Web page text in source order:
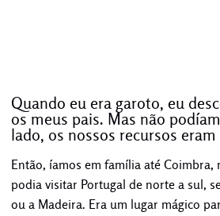
Quando eu era garoto, eu
os meus pais. Mas não
lado, os nossos recursos
Então, íamos em família até Coimbra,
podia visitar Portugal de norte a sul,
ou a Madeira. Era um lugar mágico